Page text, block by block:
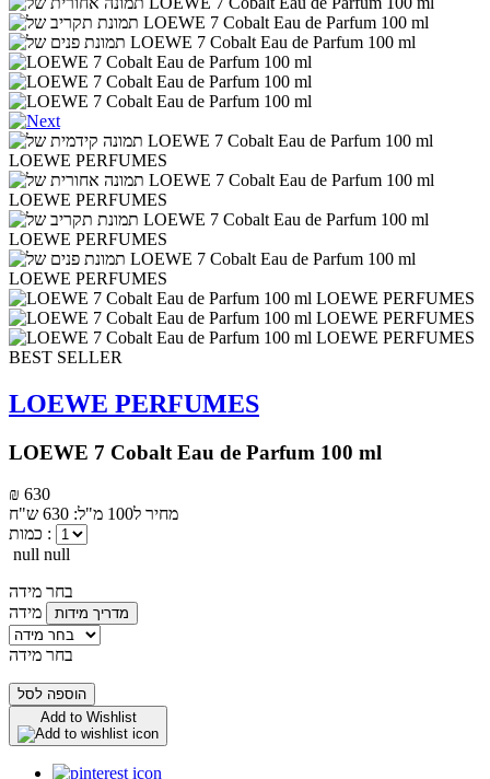
BEST SELLER
LOEWE PERFUMES
LOEWE 7 Cobalt Eau de Parfum 100 ml
₪ 630
מחיר ל100 מ"ל: 630 ש"ח
כמות :
null null
בחר מידה
מידה
מדריך מידות
בחר מידה
הוספה לסל
Add to Wishlist